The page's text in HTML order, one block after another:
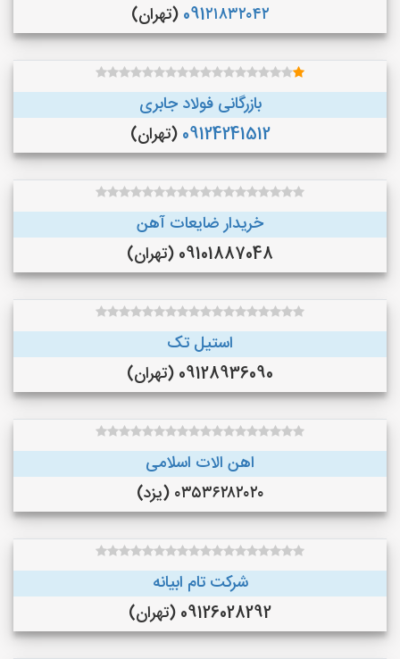
091۲۱۸۳۲۰۴۲ (تهران)
بازرگانی فولاد جابری
09124241512 (تهران)
خریدار ضایعات آهن
09101887048 (تهران)
استیل تک
09128936090 (تهران)
اهن الات اسلامی
۰۳۵۳۶۲۸۲۰۲۰ (یزد)
شرکت تام ابیانه
09126028292 (تهران)